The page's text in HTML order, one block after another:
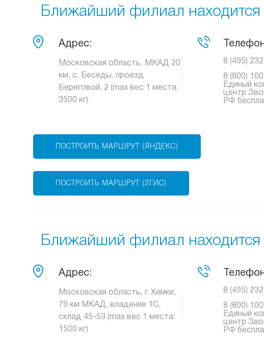
Ближайший филиал находится
Адрес:
Московская область, МКАД 20
км, с. Беседы, проезд
Береговой, 2 (max вес 1 места:
3500 кг).
8 (495)
8 (800)
Единый
центр
РФ
ПОСТРОИТЬ МАРШРУТ (ЯНДЕКС)
ПОСТРОИТЬ МАРШРУТ (2ГИС)
Ближайший филиал находится
Адрес:
Московская область, г. Химки,
79 км МКАД, владение 1С,
склад 45-53 (max вес 1 места:
1500 кг)
8 (495)
8 (800)
Единый
центр
РФ